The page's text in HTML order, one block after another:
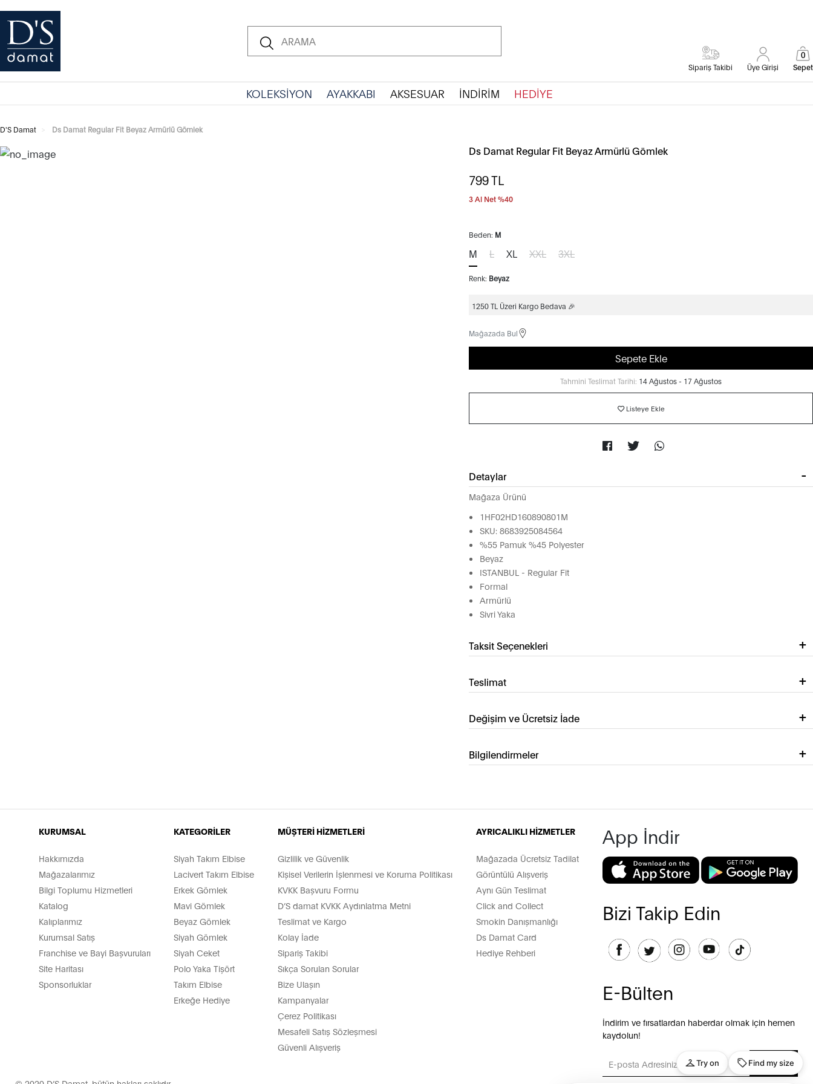
Sipariş Takibi Üye Girişi Sepet
0
KOLEKSİYON AYAKKABI AKSESUAR İNDİRİM HEDİYE
D'S Damat Ds Damat Regular Fit Beyaz Armürlü Gömlek
Ds Damat Regular Fit Beyaz Armürlü Gömlek
799TL
3 Al Net %40
Beden: M
M L XL XXL 3XL
Renk: Beyaz
1250 TL Üzeri Kargo Bedava 🎉
Mağazada Bul
Sepete Ekle
Tahmini Teslimat Tarihi: 14 Ağustos - 17 Ağustos
Listeye Ekle
Detaylar
Mağaza Ürünü
1HF02HD160890801M
SKU: 8683925084564
%55 Pamuk %45 Polyester
Beyaz
ISTANBUL - Regular Fit
Formal
Armürlü
Sivri Yaka
Taksit Seçenekleri
Teslimat
Değişim ve Ücretsiz İade
Bilgilendirmeler
KURUMSAL
Hakkımızda
Mağazalarımız
Bilgi Toplumu Hizmetleri
Katalog
Kalıplarımız
Kurumsal Satış
Franchise ve Bayi Başvuruları
Site Haritası
Sponsorluklar
KATEGORİLER
Siyah Takım Elbise
Lacivert Takım Elbise
Erkek Gömlek
Mavi Gömlek
Beyaz Gömlek
Siyah Gömlek
Siyah Ceket
Polo Yaka Tişört
Takım Elbise
Erkeğe Hediye
MÜŞTERİ HİZMETLERİ
Gizlilik ve Güvenlik
Kişisel Verilerin İşlenmesi ve Koruma Politikası
KVKK Başvuru Formu
D’S damat KVKK Aydınlatma Metni
Teslimat ve Kargo
Kolay İade
Sipariş Takibi
Sıkça Sorulan Sorular
Bize Ulaşın
Kampanyalar
Çerez Politikası
Mesafeli Satış Sözleşmesi
Güvenli Alışveriş
AYRICALIKLI HİZMETLER
Mağazada Ücretsiz Tadilat
Görüntülü Alışveriş
Aynı Gün Teslimat
Click and Collect
Smokin Danışmanlığı
Ds Damat Card
Hediye Rehberi
App İndir
Bizi Takip Edin
E-Bülten
İndirim ve fırsatlardan haberdar olmak için hemen
kaydolun!
GÖNDER